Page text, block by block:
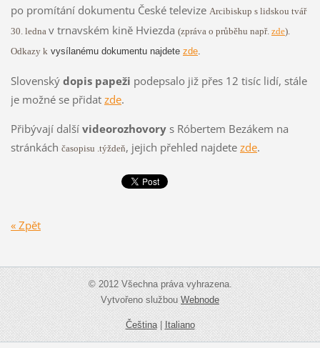
po promítání dokumentu České televize Arcibiskup s lidskou tvář
30. ledna v trnavském kině Hviezda (zpráva o průběhu např. zde).
Odkazy kvysílanému dokumentu najdete zde.
Slovenskýdopis papeži podepsalo již přes 12 tisíc lidí, stále
je možné se přidat zde.
Přibývají další videorozhovory s Róbertem Bezákem na
stránkách časopisu .týždeň, jejich přehled najdete zde.
« Zpět
© 2012 Všechna práva vyhrazena.
Vytvořeno službouWebnode
Čeština|Italiano